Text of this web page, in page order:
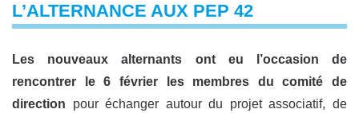
L’ALTERNANCE AUX PEP 42
Les nouveaux alternants ont eu l’occasion de
rencontrer le 6 février les membres du comité de
direction pour échanger autour du projet associatif, de